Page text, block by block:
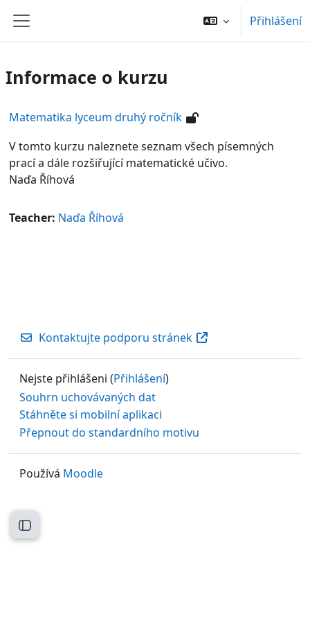
Boční panel
Přihlášení
Otevřít indexu kurzu
Informace o kurzu
Matematika lyceum druhý ročník
V tomto kurzu naleznete seznam všech písemných
prací a dále rozšiřující matematické učivo.
Naďa Říhová
Teacher: Naďa Říhová
Kontaktujte podporu stránek
Nejste přihlášeni (Přihlášení)
Souhrn uchovávaných dat
Stáhněte si mobilní aplikaci
Přepnout do standardního motivu
Používá Moodle